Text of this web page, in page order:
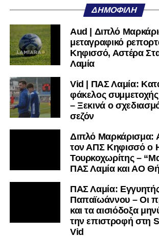
Twitterκαι στοInstagram
μαθαίνετε σε χρόνο dt όλα τα νέα.
ΔΗΜΟΦΙΛΉ
Aud | Διπλό
μεταγραφικό
Κηφισσό, Αστέρα
Λαμία
Vid | ΠΑΣ Λαμία:
φάκελος συμμετοχής
– Ξεκινά ο
σεζόν
Διπλό Μαρκάρισμα:
τον ΑΠΣ Κηφισσό ο
Τουρκοχωρίτης –
ΠΑΣ Λαμία και ΑΟ
ΠΑΣ Λαμία:
Παπαϊωάννου – Οι
και τα αισιόδοξα
την επιστροφή στη
Vid